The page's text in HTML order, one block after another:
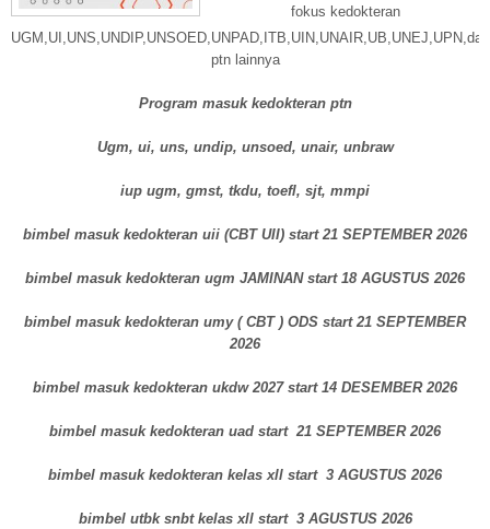
fokus kedokteran
UGM,UI,UNS,UNDIP,UNSOED,UNPAD,ITB,UIN,UNAIR,UB,UNEJ,UPN,dan
ptn lainnya
Program masuk kedokteran ptn
Ugm, ui, uns, undip, unsoed, unair, unbraw
iup ugm, gmst, tkdu, toefl, sjt, mmpi
bimbel masuk kedokteran uii (CBT UII) start 21 SEPTEMBER 2026
bimbel masuk kedokteran ugm JAMINAN start 18 AGUSTUS 2026
bimbel masuk kedokteran umy ( CBT ) ODS start 21 SEPTEMBER
2026
bimbel masuk kedokteran ukdw 2027 start 14 DESEMBER 2026
bimbel masuk kedokteran uad start 21 SEPTEMBER 2026
bimbel masuk kedokteran kelas xll start 3 AGUSTUS 2026
bimbel utbk snbt kelas xll start 3 AGUSTUS 2026